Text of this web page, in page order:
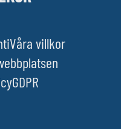
Våra villkor
GDPR